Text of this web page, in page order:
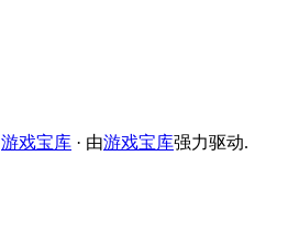
游戏宝库 · 由游戏宝库强力驱动.